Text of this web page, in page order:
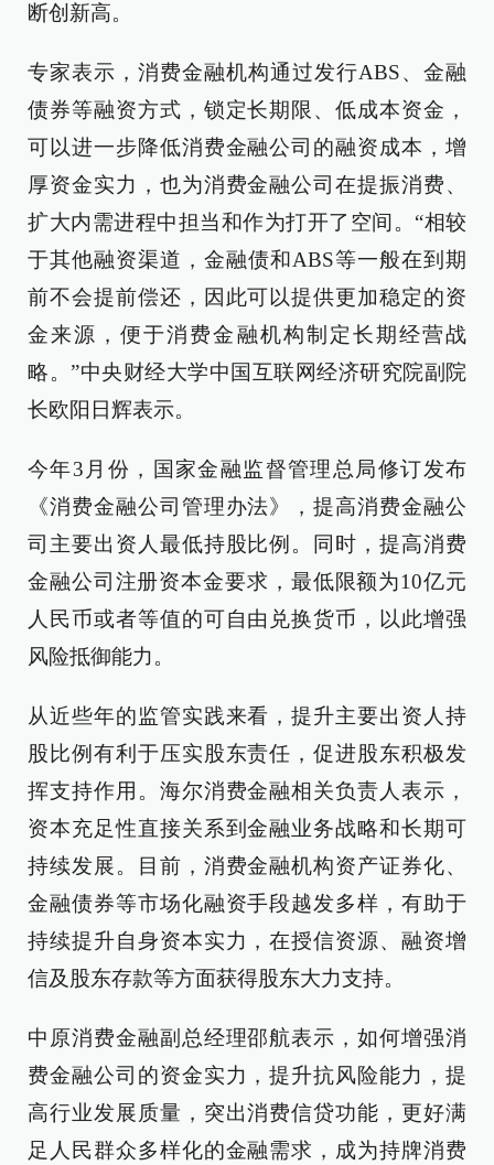
断创新高。
专家表示，消费金融机构通过发行ABS、金融
债券等融资方式，锁定长期限、低成本资金，
可以进一步降低消费金融公司的融资成本，增
厚资金实力，也为消费金融公司在提振消费、
扩大内需进程中担当和作为打开了空间。“相较
于其他融资渠道，金融债和ABS等一般在到期
前不会提前偿还，因此可以提供更加稳定的资
金来源，便于消费金融机构制定长期经营战
略。”中央财经大学中国互联网经济研究院副院
长欧阳日辉表示。
今年3月份，国家金融监督管理总局修订发布
《消费金融公司管理办法》，提高消费金融公
司主要出资人最低持股比例。同时，提高消费
金融公司注册资本金要求，最低限额为10亿元
人民币或者等值的可自由兑换货币，以此增强
风险抵御能力。
从近些年的监管实践来看，提升主要出资人持
股比例有利于压实股东责任，促进股东积极发
挥支持作用。海尔消费金融相关负责人表示，
资本充足性直接关系到金融业务战略和长期可
持续发展。目前，消费金融机构资产证券化、
金融债券等市场化融资手段越发多样，有助于
持续提升自身资本实力，在授信资源、融资增
信及股东存款等方面获得股东大力支持。
中原消费金融副总经理邵航表示，如何增强消
费金融公司的资金实力，提升抗风险能力，提
高行业发展质量，突出消费信贷功能，更好满
足人民群众多样化的金融需求，成为持牌消费